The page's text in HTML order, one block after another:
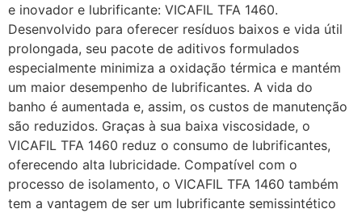
e inovador e lubrificante: VICAFIL TFA 1460.
Desenvolvido para oferecer resíduos baixos e vida útil
prolongada, seu pacote de aditivos formulados
especialmente minimiza a oxidação térmica e mantém
um maior desempenho de lubrificantes. A vida do
banho é aumentada e, assim, os custos de manutenção
são reduzidos. Graças à sua baixa viscosidade, o
VICAFIL TFA 1460 reduz o consumo de lubrificantes,
oferecendo alta lubricidade. Compatível com o
processo de isolamento, o VICAFIL TFA 1460 também
tem a vantagem de ser um lubrificante semissintético